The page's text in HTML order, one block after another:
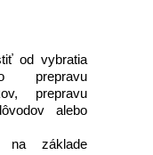
od vybratia
prepravu
alebo
základe